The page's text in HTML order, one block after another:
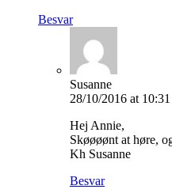
Besvar
Susanne
28/10/2016 at 10:31
Hej Annie,
Skøøøønt at høre,
Kh Susanne
Besvar